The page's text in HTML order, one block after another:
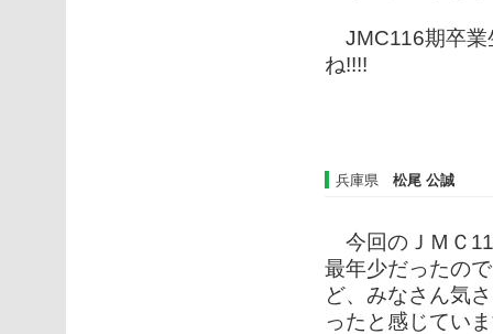
JMC116期卒業
ね!!!!
兵庫県 松尾 公誠
今回のＪＭＣ
最年少だったの
ど、みなさん気
ったと感じてい